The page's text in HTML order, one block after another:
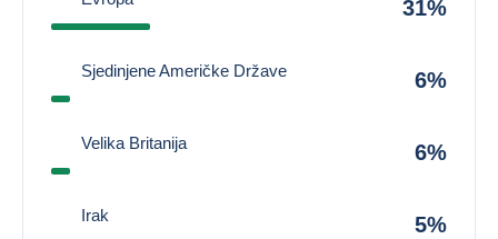
31%
Sjedinjene Američke Države 6%
Velika Britanija 6%
Irak 5%